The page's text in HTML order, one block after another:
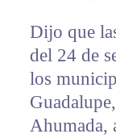
Dijo que
del 24 de
los
Ahumada,